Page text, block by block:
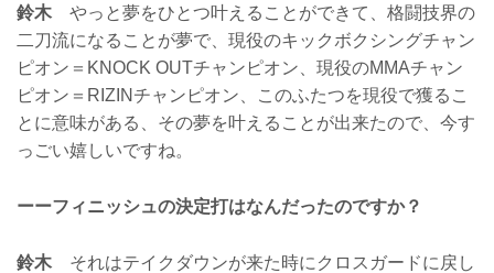
鈴木 やっと夢をひとつ叶えることができて、格闘技界の
二刀流になることが夢で、現役のキックボクシングチャン
ピオン＝KNOCK OUTチャンピオン、現役のMMAチャン
ピオン＝RIZINチャンピオン、このふたつを現役で獲るこ
とに意味がある、その夢を叶えることが出来たので、今す
っごい嬉しいですね。
ーーフィニッシュの決定打はなんだったのですか？
鈴木 それはテイクダウンが来た時にクロスガードに戻し